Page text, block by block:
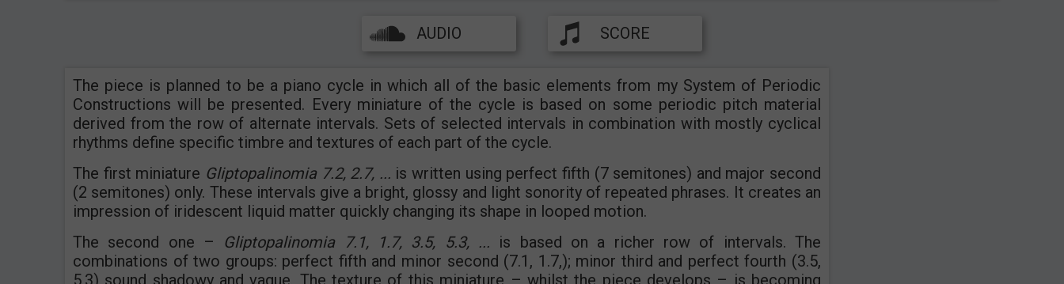
AUDIO SCORE
The piece is planned to be a piano cycle in which all of the basic elements from my System of Periodic
Constructions will be presented. Every miniature of the cycle is based on some periodic pitch material
derived from the row of alternate intervals. Sets of selected intervals in combination with mostly cyclical
rhythms define specific timbre and textures of each part of the cycle.
The first miniature Gliptopalinomia 7.2, 2.7, ... is written using perfect fifth (7 semitones) and major second
(2 semitones) only. These intervals give a bright, glossy and light sonority of repeated phrases. It creates an
impression of iridescent liquid matter quickly changing its shape in looped motion.
The second one – Gliptopalinomia 7.1, 1.7, 3.5, 5.3, ... is based on a richer row of intervals. The
combinations of two groups: perfect fifth and minor second (7.1, 1.7,); minor third and perfect fourth (3.5,
5.3) sound shadowy and vague. The texture of this miniature – whilst the piece develops – is becoming